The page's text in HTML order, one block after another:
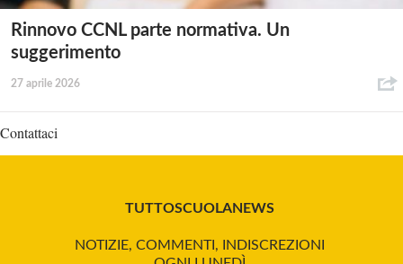
Rinnovo CCNL parte normativa. Un
suggerimento
27 aprile 2026
Contattaci
TUTTOSCUOLANEWS
NOTIZIE, COMMENTI, INDISCREZIONI